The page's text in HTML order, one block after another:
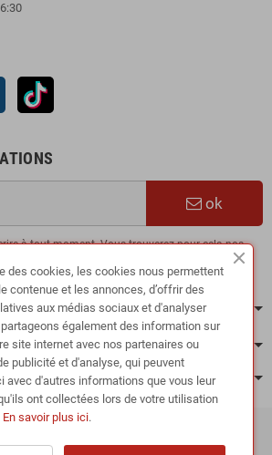
Instagram
ok
à tout moment. Vous trouverez pour cela nos
les conditions d'utilisation du site.
des cookies, les cookies nous permettent
contenue et les annonces, d’offrir des
aux médias sociaux et d'analyser
également des information sur
site internet avec nos partenaires ou
publicité et d'analyse, qui peuvent
avec d'autres informations que vous leur
ont collectées lors de votre utilisation
En savoir plus ici.